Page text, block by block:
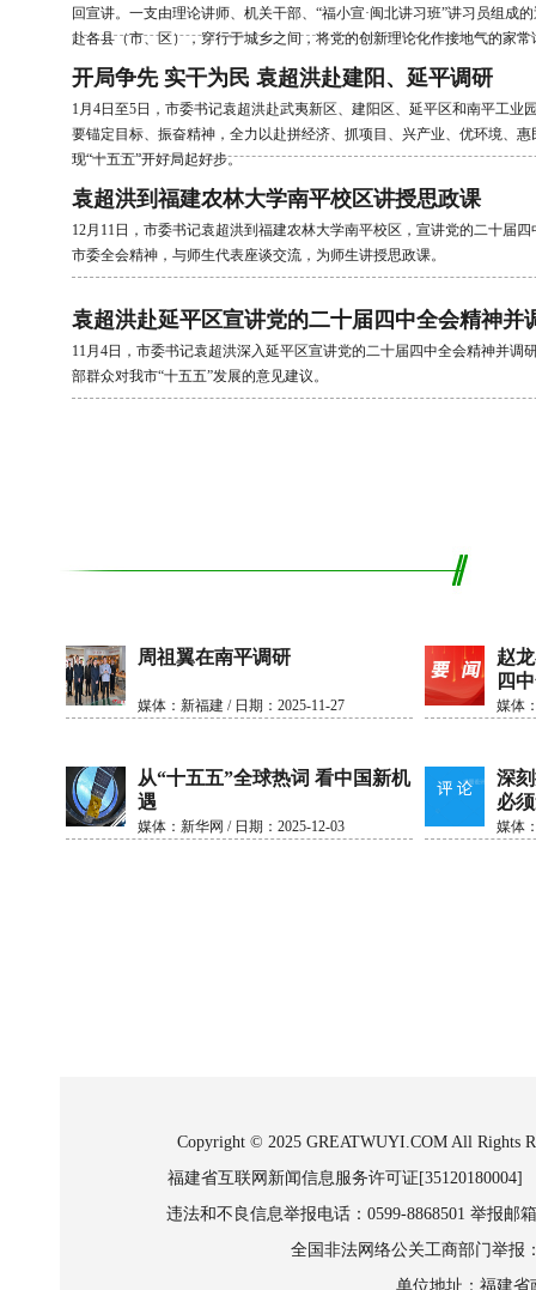
回宣讲。一支由理论讲师、机关干部、“福小宣·闽北讲习班”讲习员组成
赴各县（市、区），穿行于城乡之间，将党的创新理论化作接地气的家
开局争先 实干为民 袁超洪赴建阳、延平调研
1月4日至5日，市委书记袁超洪赴武夷新区、建阳区、延平区和南平工业
要锚定目标、振奋精神，全力以赴拼经济、抓项目、兴产业、优环境、惠
现“十五五”开好局起好步。
袁超洪到福建农林大学南平校区讲授思政课
12月11日，市委书记袁超洪到福建农林大学南平校区，宣讲党的二十届
市委全会精神，与师生代表座谈交流，为师生讲授思政课。
袁超洪赴延平区宣讲党的二十届四中全会精神并
11月4日，市委书记袁超洪深入延平区宣讲党的二十届四中全会精神并调
部群众对我市“十五五”发展的意见建议。
周祖翼在南平调研
媒体：新福建 / 日期：2025-11-27
赵
四
媒体
从“十五五”全球热词 看中国新机
遇
媒体：新华网 / 日期：2025-12-03
深
必
媒体
Copyright © 2025 GREATWUYI.COM All Rights
福建省互联网新闻信息服务许可证
违法和不良信息举报电话：0599-8868501 举报邮
全国非法网络公关工商部门举报
单位地址：福建省